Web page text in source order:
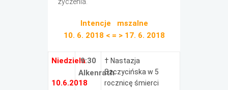
Intencje mszalne
10. 6. 2018 < = > 17. 6. 2018
Niedziela
10.6.2018
9:30
Alkenrath
† Nastazja
Szczycińska w 5
rocznicę śmierci